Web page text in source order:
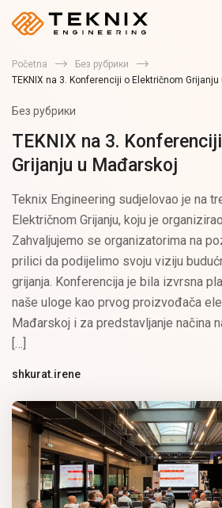
Početna
Без рубрики
TEKNIX na 3. Konferenciji o Električnom
Без рубрики
TEKNIX na 3.
Grijanju u Mađarskoj
Teknix Engineering sudjelovao je na
Električnom Grijanju, koju je
Zahvaljujemo se organizatorima na
prilici da podijelimo svoju viziju
grijanja. Konferencija je bila izvrsna
naše uloge kao prvog proizvođača
Mađarskoj i za predstavljanje načina
[…]
shkurat.irene